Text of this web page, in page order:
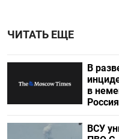
ЧИТАТЬ ЕЩЕ
В
в
Россия
ВСУ